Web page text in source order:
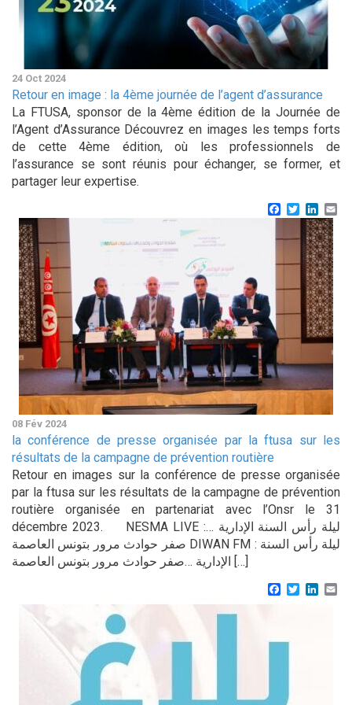
24 Oct 2024
Retour en image : la 4ème journée de l’agent d’assurance
La FTUSA, sponsor de la 4ème édition de la Journée de
l’Agent d’Assurance Découvrez en images les temps forts
de cette 4ème édition, où les professionnels de
l’assurance se sont réunis pour échanger, se former, et
partager leur expertise.
Facebook
Twitter
08 Fév 2024
la conférence de presse organisée par la ftusa sur les
résultats de la campagne de prévention routière
Retour en images sur la conférence de presse organisée
par la ftusa sur les résultats de la campagne de prévention
routière organisée en partenariat avec l’Onsr le 31
décembre 2023. NESMA LIVE :ليلة رأس السنة الإدارية …
صفر حوادث مرور بتونس العاصمة DIWAN FM : ليلة رأس السنة
الإدارية …صفر حوادث مرور بتونس العاصمة […]
Facebook
Twitter